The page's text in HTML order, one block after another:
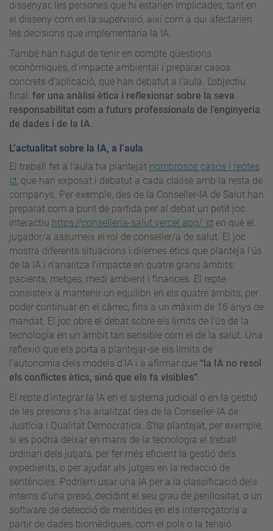
dissenyar, les persones que hi estarien implicades, tant en
el disseny com en la supervisió, així com a qui afectarien
les decisions que implementaria la IA.
També han hagut de tenir en compte qüestions
econòmiques, d’impacte ambiental i preparar casos
concrets d’aplicació, que han debatut a l’aula. L’objectiu
final: fer una anàlisi ètica i reflexionar sobre la seva
responsabilitat com a futurs professionals de l’enginyeria
de dades i de la IA.
L’actualitat sobre la IA, a l’aula
El treball fet a l’aula ha plantejat nombrosos casos i reptes
, que han exposat i debatut a cada classe amb la resta de
companys. Per exemple, des de la Conseller-IA de Salut han
preparat com a punt de partida per al debat un petit joc
interactiu https://conselleria-salut.vercel.app/
en què el
jugador/a assumeix el rol de conseller/a de salut. El joc
mostra diferents situacions i dilemes ètics que planteja l’ús
de la IA i n’analitza l’impacte en quatre grans àmbits:
pacients, metges, medi ambient i finances. El repte
consisteix a mantenir un equilibri en els quatre àmbits, per
poder continuar en el càrrec, fins a un màxim de 16 anys de
mandat. El joc obre el debat sobre els límits de l’ús de la
tecnologia en un àmbit tan sensible com el de la salut. Una
reflexió que els porta a plantejar-se els límits de
l’autonomia dels models d’IA i a afirmar que “la IA no resol
els conflictes ètics, sinó que els fa visibles”.
El repte d’integrar la IA en el sistema judicial o en la gestió
de les presons s’ha analitzat des de la Conseller-IA de
Justícia i Qualitat Democràtica. S’ha plantejat, per exemple,
si es podria deixar en mans de la tecnologia el treball
ordinari dels jutjats, per fer més eficient la gestió dels
expedients, o per ajudar als jutges en la redacció de
sentències. Podríem usar una IA per a la classificació dels
interns d’una presó, decidint el seu grau de perillositat, o un
software de detecció de mentides en els interrogatoris a
partir de dades biomèdiques, com el pols o la tensió